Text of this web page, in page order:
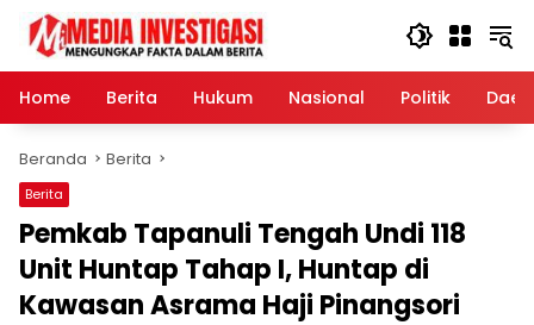
Langsung
konten
Home
Berita Hukum Nasional Politik
Beranda Berita
Berita
Pemkab Tapanuli Tengah Undi 118
Unit Huntap Tahap I, Huntap di
Kawasan Asrama Haji Pinangsori